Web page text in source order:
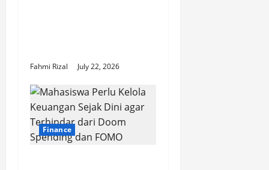
n
Fahmi Rizal July 22, 2026
Finance